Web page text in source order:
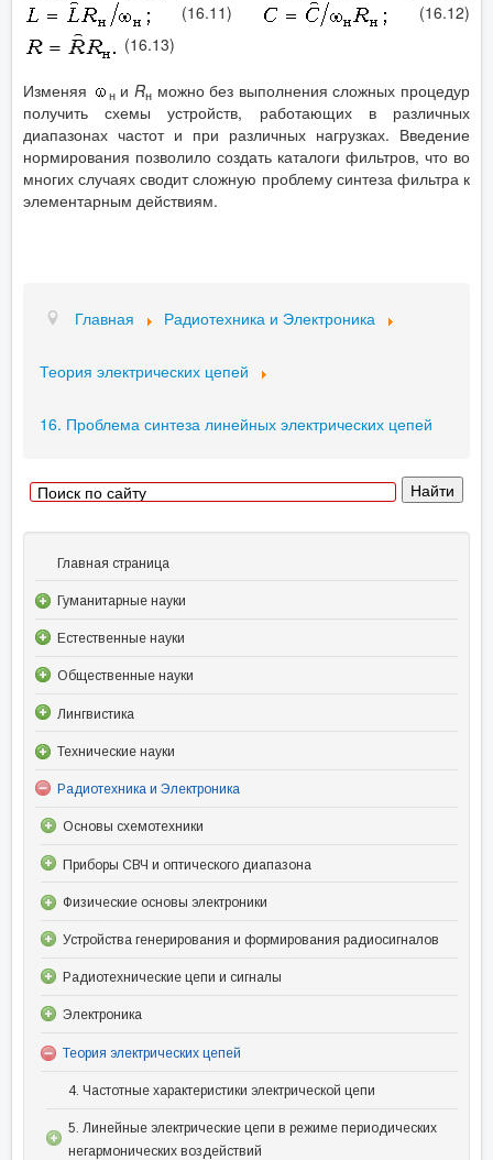
(16.11)
(16.12)
(16.13)
Изменяя ни Rнможно без выполнения сложных процедур
получить схемы устройств, работающих в различных
диапазонах частот и при различных нагрузках. Введение
нормирования позволило создать каталоги фильтров, что во
многих случаях сводит сложную проблему синтеза фильтра к
элементарным действиям.
Главная Радиотехника и Электроника
Теория электрических цепей
16. Проблема синтеза линейных электрических цепей
Главная страница
Гуманитарные науки
Естественные науки
Общественные науки
Лингвистика
Технические науки
Радиотехника и Электроника
Основы схемотехники
Приборы СВЧ и оптического диапазона
Физические основы электроники
Устройства генерирования и формирования радиосигналов
Радиотехнические цепи и сигналы
Электроника
Теория электрических цепей
4. Частотные характеристики электрической цепи
5. Линейные электрические цепи в режиме периодических
негармонических воздействий